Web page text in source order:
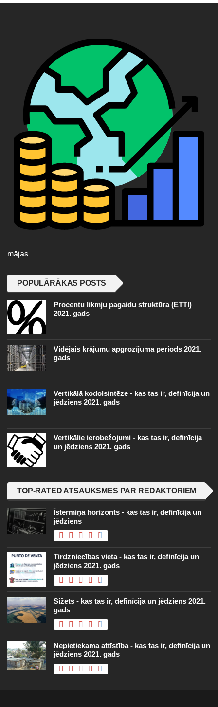
mājas
POPULĀRĀKAS POSTS
Procentu likmju pagaidu struktūra (ETTI)
2021. gads
Vidējais krājumu apgrozījuma periods 2021.
gads
Vertikālā kodolsintēze - kas tas ir, definīcija un
jēdziens 2021. gads
Vertikālie ierobežojumi - kas tas ir, definīcija
un jēdziens 2021. gads
TOP-RATED ATSAUKSMES PAR REDAKTORIEM
Īstermiņa horizonts - kas tas ir, definīcija un
jēdziens
Tirdzniecības vieta - kas tas ir, definīcija un
jēdziens 2021. gads
Sižets - kas tas ir, definīcija un jēdziens 2021.
gads
Nepietiekama attīstība - kas tas ir, definīcija un
jēdziens 2021. gads